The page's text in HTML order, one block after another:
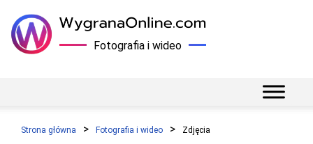
Fotografia i wideo
Strona główna Fotografia i wideo Zdjęcia